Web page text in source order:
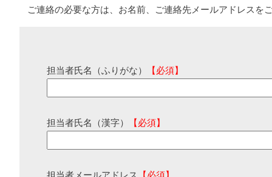
ご連絡の必要な方は、お名前、ご連絡先メールアドレスを
担当者氏名（ふりがな） 【必須】
担当者氏名（漢字） 【必須】